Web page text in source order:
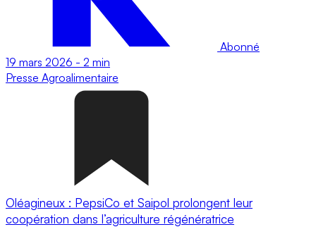
Abonné
19 mars 2026 - 2 min
Presse Agroalimentaire
Oléagineux : PepsiCo et Saipol prolongent leur
coopération dans l’agriculture régénératrice